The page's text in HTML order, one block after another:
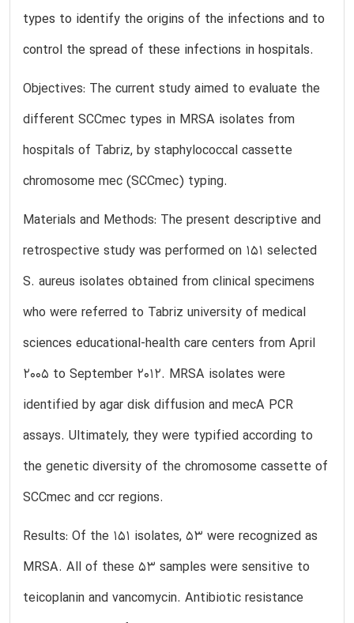
types to identify the origins of the infections and to
control the spread of these infections in hospitals.
Objectives: The current study aimed to evaluate the
different SCCmec types in MRSA isolates from
hospitals of Tabriz, by staphylococcal cassette
chromosome mec (SCCmec) typing.
Materials and Methods: The present descriptive and
retrospective study was performed on 151 selected
S. aureus isolates obtained from clinical specimens
who were referred to Tabriz university of medical
sciences educational-health care centers from April
2005 to September 2012. MRSA isolates were
identified by agar disk diffusion and mecA PCR
assays. Ultimately, they were typified according to
the genetic diversity of the chromosome cassette of
SCCmec and ccr regions.
Results: Of the 151 isolates, 53 were recognized as
MRSA. All of these 53 samples were sensitive to
teicoplanin and vancomycin. Antibiotic resistance